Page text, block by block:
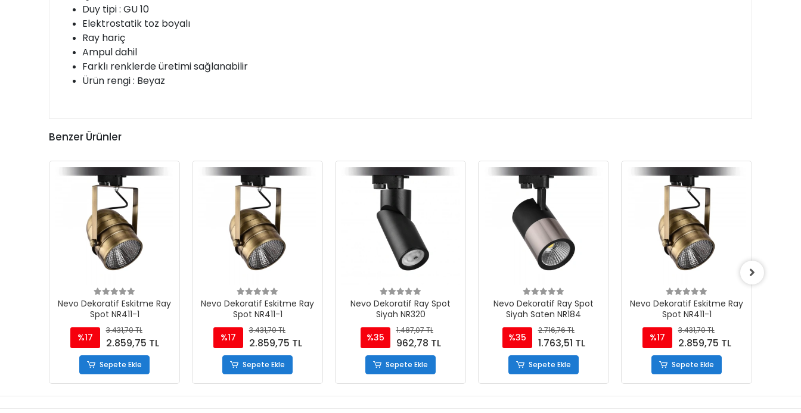
Duy tipi : GU 10
Elektrostatik toz boyalı
Ray hariç
Ampul dahil
Farklı renklerde üretimi sağlanabilir
Ürün rengi : Beyaz
Benzer Ürünler
Nevo Dekoratif Eskitme Ray
Spot NR411-1
%17
3.431,70 TL
2.859,75 TL
Sepete Ekle
Nevo Dekoratif Eskitme Ray
Spot NR411-1
%17
3.431,70 TL
2.859,75 TL
Sepete Ekle
Nevo Dekoratif Ray Spot
Siyah NR320
%35
1.487,07 TL
962,78 TL
Sepete Ekle
Nevo Dekoratif Ray Spot
Siyah Saten NR184
%35
2.716,76 TL
1.763,51 TL
Sepete Ekle
Nevo Dekoratif Eskitme Ray
Spot NR411-1
%17
3.431,70 TL
2.859,75 TL
Sepete Ekle